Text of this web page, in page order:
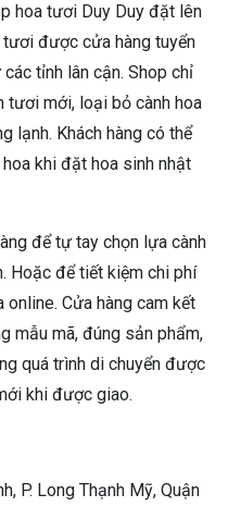
hoa tươi Duy Duy đặt lên
được cửa hàng tuyển
tỉnh lân cận. Shop chỉ
tươi mới, loại bỏ cành hoa
lạnh. Khách hàng có thể
khi đặt hoa sinh nhật
để tự tay chọn lựa cành
Hoặc để tiết kiệm chi phí
Cửa hàng cam kết
mẫu mã, đúng sản phẩm,
quá trình di chuyển được
khi được giao.
P. Long Thạnh Mỹ, Quận